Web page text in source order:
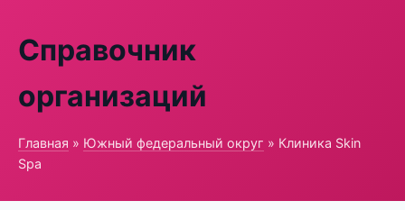
Справочник
организаций
Главная » Южный федеральный округ » Клиника Skin
Spa